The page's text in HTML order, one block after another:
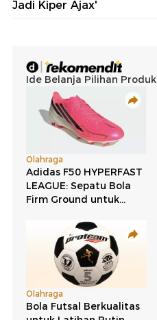
Jadi Kiper Ajax'